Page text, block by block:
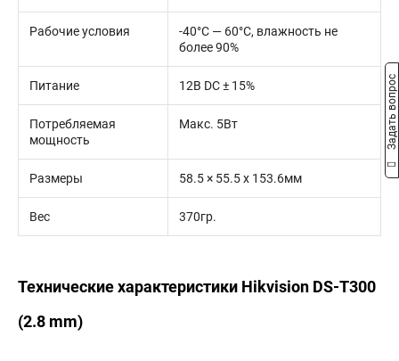
Рабочие условия
-40°С — 60°С, влажность не
более 90%
Питание 12В DC ± 15%
Потребляемая
мощность
Макс. 5Вт
Размеры 58.5 × 55.5 х 153.6мм
Вес 370гр.
Технические характеристики Hikvision DS-T300
(2.8 mm)
Задать вопрос